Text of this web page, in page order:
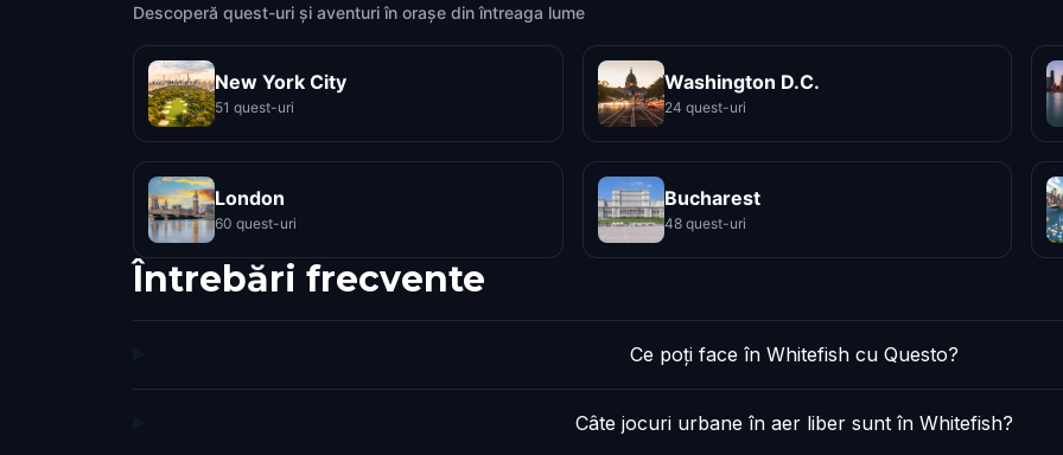
Descoperă quest-uri și aventuri în orașe din întreaga lume
New York City
51 quest-uri
Washington D.C.
24 quest-uri
London
60 quest-uri
Bucharest
48 quest-uri
Întrebări frecvente
Ce poți face în Whitefish cu Questo?
Câte jocuri urbane în aer liber sunt în Whitefish?